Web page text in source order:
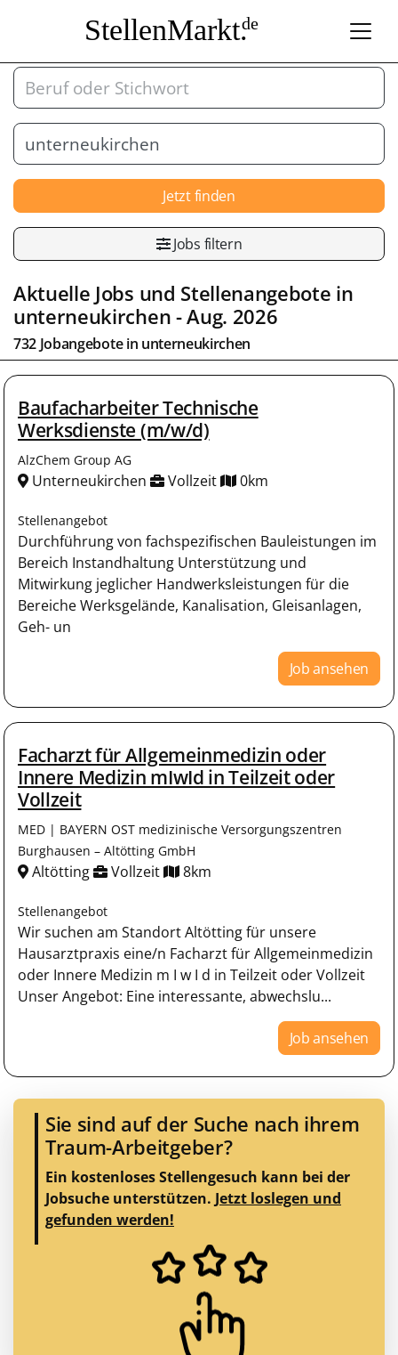
StellenMarkt.de
Jetzt finden
Jobs filtern
Aktuelle Jobs und Stellenangebote in
unterneukirchen- Aug. 2026
732 Jobangebote in unterneukirchen
Baufacharbeiter Technische
Werksdienste (m/w/d)
AlzChem Group AG
Unterneukirchen Vollzeit 0km
Stellenangebot
Durchführung von fachspezifischen Bauleistungen im
Bereich Instandhaltung Unterstützung und
Mitwirkung jeglicher Handwerksleistungen für die
Bereiche Werksgelände, Kanalisation, Gleisanlagen,
Geh- un
Job ansehen
Facharzt für Allgemeinmedizin oder
Innere Medizin mIwId in Teilzeit oder
Vollzeit
MED | BAYERN OST medizinische Versorgungszentren
Burghausen – Altötting GmbH
Altötting Vollzeit 8km
Stellenangebot
Wir suchen am Standort Altötting für unsere
Hausarztpraxis eine/n Facharzt für Allgemeinmedizin
oder Innere Medizin m I w I d in Teilzeit oder Vollzeit
Unser Angebot: Eine interessante, abwechslu...
Job ansehen
Sie sind auf der Suche nach ihrem
Traum-Arbeitgeber?
Ein kostenloses Stellengesuch kann bei der
Jobsuche unterstützen. Jetzt loslegen und
gefunden werden!